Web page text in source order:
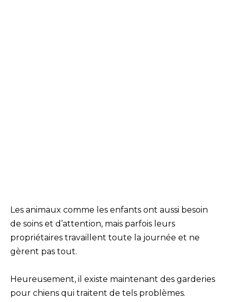
Les animaux comme les enfants ont aussi besoin
de soins et d’attention, mais parfois leurs
propriétaires travaillent toute la journée et ne
gèrent pas tout.
Heureusement, il existe maintenant des garderies
pour chiens qui traitent de tels problèmes.